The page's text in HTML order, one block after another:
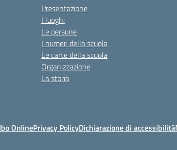
Presentazione
I luoghi
Le persone
I numeri della scuola
Le carte della scuola
Organizzazione
La storia
OnlinePrivacy PolicyDichiarazione di accessibilità